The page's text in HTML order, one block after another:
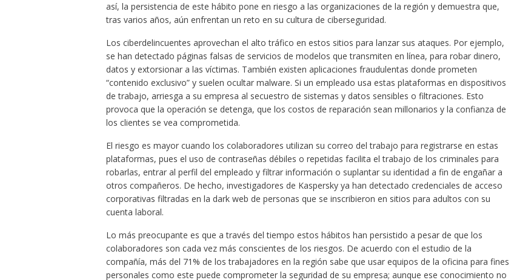
así, la persistencia de este hábito pone en riesgo a las organizaciones de la región y demuestra que,
tras varios años, aún enfrentan un reto en su cultura de ciberseguridad.
Los ciberdelincuentes aprovechan el alto tráfico en estos sitios para lanzar sus ataques. Por ejemplo,
se han detectado páginas falsas de servicios de modelos que transmiten en línea, para robar dinero,
datos y extorsionar a las víctimas. También existen aplicaciones fraudulentas donde prometen
“contenido exclusivo” y suelen ocultar malware. Si un empleado usa estas plataformas en dispositivos
de trabajo, arriesga a su empresa al secuestro de sistemas y datos sensibles o filtraciones. Esto
provoca que la operación se detenga, que los costos de reparación sean millonarios y la confianza de
los clientes se vea comprometida.
El riesgo es mayor cuando los colaboradores utilizan su correo del trabajo para registrarse en estas
plataformas, pues el uso de contraseñas débiles o repetidas facilita el trabajo de los criminales para
robarlas, entrar al perfil del empleado y filtrar información o suplantar su identidad a fin de engañar a
otros compañeros. De hecho, investigadores de Kaspersky ya han detectado credenciales de acceso
corporativas filtradas en la dark web de personas que se inscribieron en sitios para adultos con su
cuenta laboral.
Lo más preocupante es que a través del tiempo estos hábitos han persistido a pesar de que los
colaboradores son cada vez más conscientes de los riesgos. De acuerdo con el estudio de la
compañía, más del 71% de los trabajadores en la región sabe que usar equipos de la oficina para fines
personales como este puede comprometer la seguridad de su empresa; aunque ese conocimiento no